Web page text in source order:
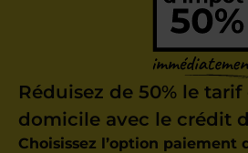
Réduisez de 50% le
domicile avec le crédit
Choisissez l’option paiement